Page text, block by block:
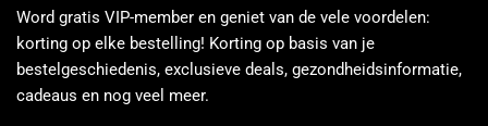
Word gratis VIP-member en geniet van de vele voordelen:
korting op elke bestelling! Korting op basis van je
bestelgeschiedenis, exclusieve deals, gezondheidsinformatie,
cadeaus en nog veel meer.